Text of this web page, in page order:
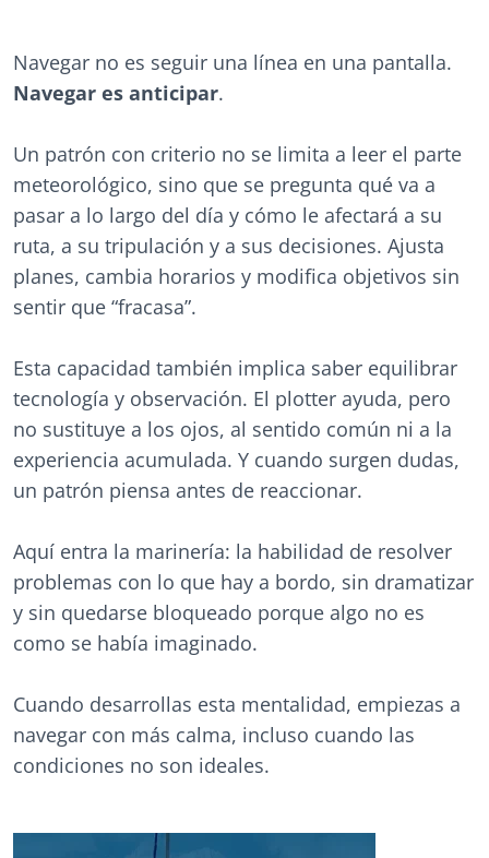
Navegar no es seguir una línea en una pantalla.
Navegar es anticipar.
Un patrón con criterio no se limita a leer el parte
meteorológico, sino que se pregunta qué va a
pasar a lo largo del día y cómo le afectará a su
ruta, a su tripulación y a sus decisiones. Ajusta
planes, cambia horarios y modifica objetivos sin
sentir que “fracasa”.
Esta capacidad también implica saber equilibrar
tecnología y observación. El plotter ayuda, pero
no sustituye a los ojos, al sentido común ni a la
experiencia acumulada. Y cuando surgen dudas,
un patrón piensa antes de reaccionar.
Aquí entra la marinería: la habilidad de resolver
problemas con lo que hay a bordo, sin dramatizar
y sin quedarse bloqueado porque algo no es
como se había imaginado.
Cuando desarrollas esta mentalidad, empiezas a
navegar con más calma, incluso cuando las
condiciones no son ideales.